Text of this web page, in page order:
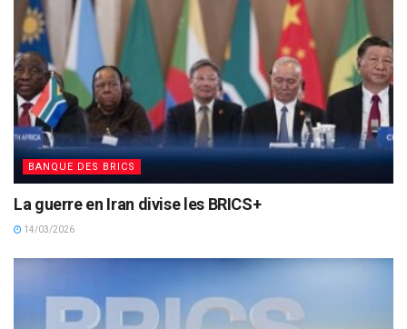
BANQUE DES BRICS
La guerre en Iran divise les BRICS+
14/03/2026